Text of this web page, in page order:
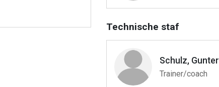
Technische staf
Schulz, Gunter
Trainer/coach